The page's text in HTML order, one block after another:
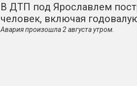
В ДТП под Ярославлем
человек, включая
Авария произошла 2 августа утром.